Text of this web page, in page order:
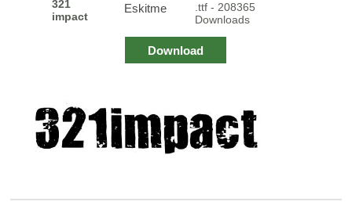
321
impact
Eskitme
.ttf - 208365
Downloads
Download